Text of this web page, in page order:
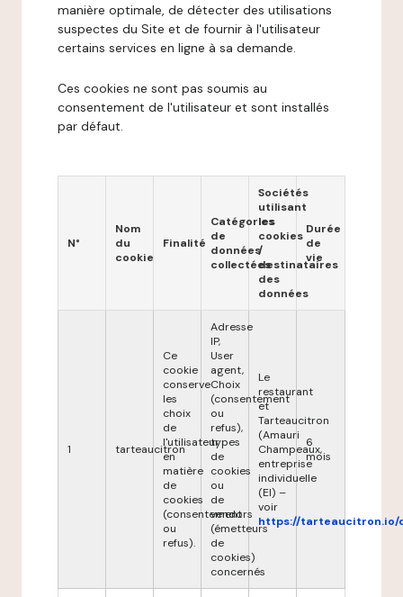
manière optimale, de détecter des utilisations
suspectes du Site et de fournir à l'utilisateur
certains services en ligne à sa demande.
Ces cookies ne sont pas soumis au
consentement de l'utilisateur et sont installés
par défaut.
N°
Nom
du
cookie
Finalité
Catégories
de
données
collectées
Sociétés
utilisant
les
cookies
/
destinataires
des
données
Durée
de
vie
1 tarteaucitron
Ce
cookie
conserve
les
choix
de
l'utilisateur
en
matière
de
cookies
(consentement
ou
refus).
Adresse
IP,
User
agent,
Choix
(consentement
ou
refus),
types
de
cookies
ou
de
vendors
(émetteurs
de
cookies)
concernés
Le
restaurant
et
Tarteaucitron
(Amauri
Champeaux,
entreprise
individuelle
(EI) –
voir
https://tarteaucitron.io/
6
mois